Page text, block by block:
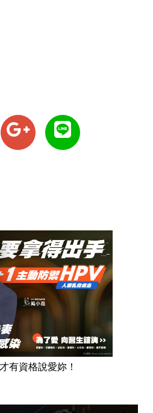
有資格說愛妳！